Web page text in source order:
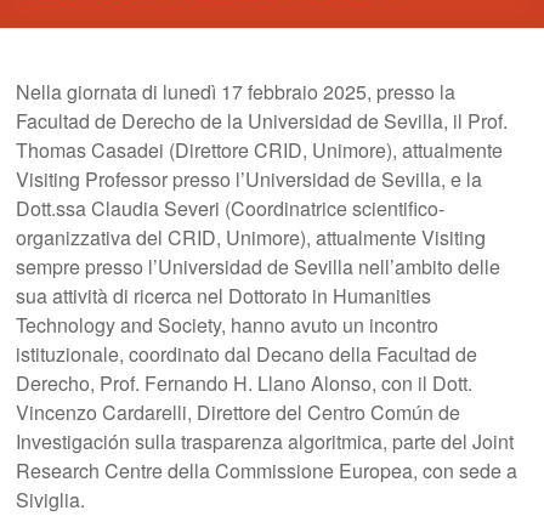
Nella giornata di lunedì 17 febbraio 2025, presso la
Facultad de Derecho de la Universidad de Sevilla, il Prof.
Thomas Casadei (Direttore CRID, Unimore), attualmente
Visiting Professor presso l’Universidad de Sevilla, e la
Dott.ssa Claudia Severi (Coordinatrice scientifico-
organizzativa del CRID, Unimore), attualmente Visiting
sempre presso l’Universidad de Sevilla nell’ambito delle
sua attività di ricerca nel Dottorato in Humanities
Technology and Society, hanno avuto un incontro
istituzionale, coordinato dal Decano della Facultad de
Derecho, Prof. Fernando H. Llano Alonso, con il Dott.
Vincenzo Cardarelli, Direttore del Centro Común de
Investigación sulla trasparenza algoritmica, parte del Joint
Research Centre della Commissione Europea, con sede a
Siviglia.